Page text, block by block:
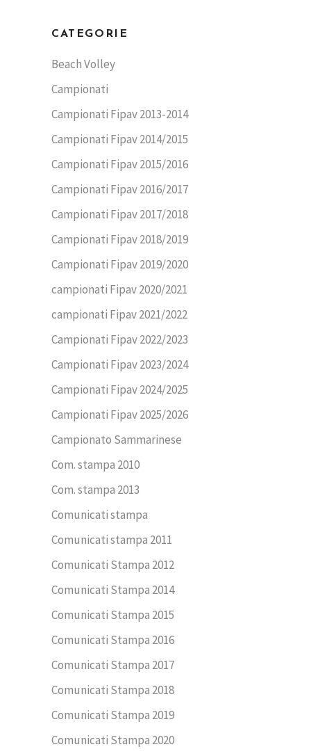
CATEGORIE
Beach Volley
Campionati
Campionati Fipav 2013-2014
Campionati Fipav 2014/2015
Campionati Fipav 2015/2016
Campionati Fipav 2016/2017
Campionati Fipav 2017/2018
Campionati Fipav 2018/2019
Campionati Fipav 2019/2020
campionati Fipav 2020/2021
campionati Fipav 2021/2022
Campionati Fipav 2022/2023
Campionati Fipav 2023/2024
Campionati Fipav 2024/2025
Campionati Fipav 2025/2026
Campionato Sammarinese
Com. stampa 2010
Com. stampa 2013
Comunicati stampa
Comunicati stampa 2011
Comunicati Stampa 2012
Comunicati Stampa 2014
Comunicati Stampa 2015
Comunicati Stampa 2016
Comunicati Stampa 2017
Comunicati Stampa 2018
Comunicati Stampa 2019
Comunicati Stampa 2020